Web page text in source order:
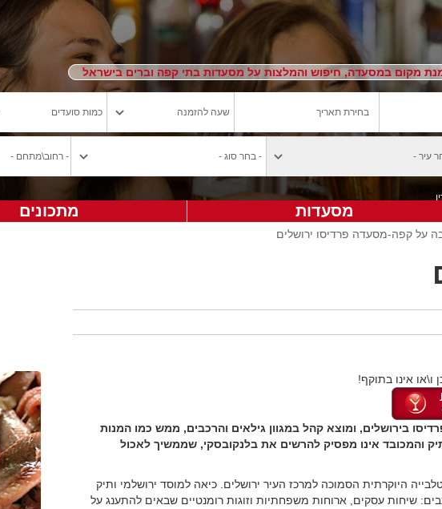
מקום במסעדה, חיפוש והמלצות על מסעדות בתי קפה וברים בישראל
מסעדות מתכונים
על קפה-מסעדה פרדיסו ירושלים
ו\או אינו בתוקף!
בירושלים, ומוצא קהל במגוון גילאים והרכבים, ממש כמו המנות
והמכובד אינו מפסיק להרשים את בלנקובסקי, שממשיך לאכול
היוקרתית הסמוכה למרכז העיר ירושלים. כיאה למוסד ירושלמי ותיק
שיחות עסקים, ארוחות משפחתיות וזוגות רומנטיים שבאים להתענג על